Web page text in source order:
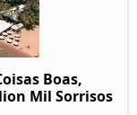
Boas,
Mil Sorrisos